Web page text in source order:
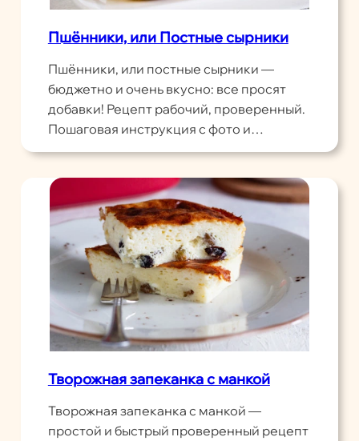
Пшённики, или Постные сырники
Пшённики, или постные сырники —
бюджетно и очень вкусно: все просят
добавки! Рецепт рабочий, проверенный.
Пошаговая инструкция с фото и…
Творожная запеканка с манкой
Творожная запеканка с манкой —
простой и быстрый проверенный рецепт